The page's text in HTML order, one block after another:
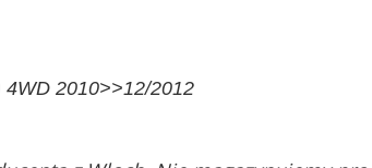
2010>>12/2012